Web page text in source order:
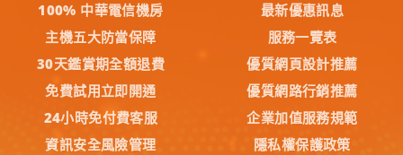
100% 中華電信機房
主機五大防當保障
30天鑑賞期全額退費
免費試用立即開通
24小時免付費客服
資訊安全風險管理
最新優惠訊息
服務一覽表
優質網頁設計推薦
優質網路行銷推薦
企業加值服務規範
隱私權保護政策